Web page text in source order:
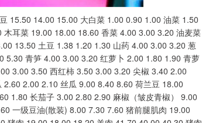
15.50 14.00 15.00 大白菜 1.00 0.90 1.00 油菜 1.50
耳菜 19.00 18.00 18.60 香菜 4.00 3.00 3.20 油麦菜
13.50 土豆 1.38 1.20 1.30 山药 4.00 3.00 3.20 葱
青笋 4.00 3.00 3.20 红萝卜 2.00 1.80 1.90 青萝
3.00 3.50 西红柿 3.50 3.00 3.20 尖椒 3.40 2.00
2.00 2.10 丝瓜 9.00 8.40 8.60 荷兰豆 18.00
1.80 长茄子 3.00 2.80 2.90 麻椒（皱皮青椒） 9.00
一级豆油(散装) 8.00 7.30 7.60 猪前腿肌肉 19.00